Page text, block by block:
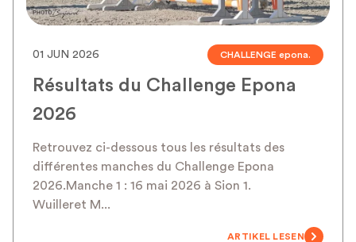
01 JUN 2026 CHALLENGE epona.
Résultats du Challenge Epona
2026
Retrouvez ci-dessous tous les résultats des
différentes manches du Challenge Epona
2026.Manche 1 : 16 mai 2026 à Sion 1.
Wuilleret M...
ARTIKEL LESEN